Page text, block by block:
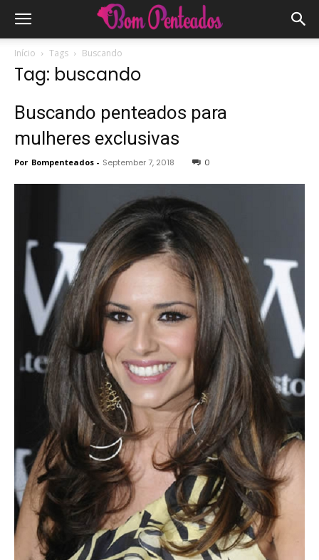
Início Tags Buscando
Tag: buscando
Buscando penteados para
mulheres exclusivas
Por Bompenteados - September 7, 2018 0